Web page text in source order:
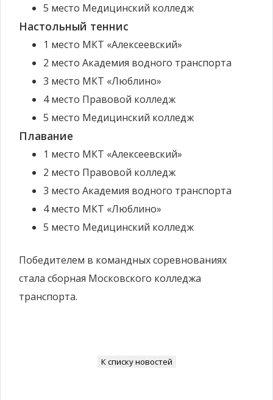
5 место Медицинский колледж
Настольный теннис
1 место МКТ «Алексеевский»
2 место Академия водного транспорта
3 место МКТ «Люблино»
4 место Правовой колледж
5 место Медицинский колледж
Плавание
1 место МКТ «Алексеевский»
2 место Правовой колледж
3 место Академия водного транспорта
4 место МКТ «Люблино»
5 место Медицинский колледж
Победителем в командных соревнованиях
стала сборная Московского колледжа
транспорта.
К списку новостей